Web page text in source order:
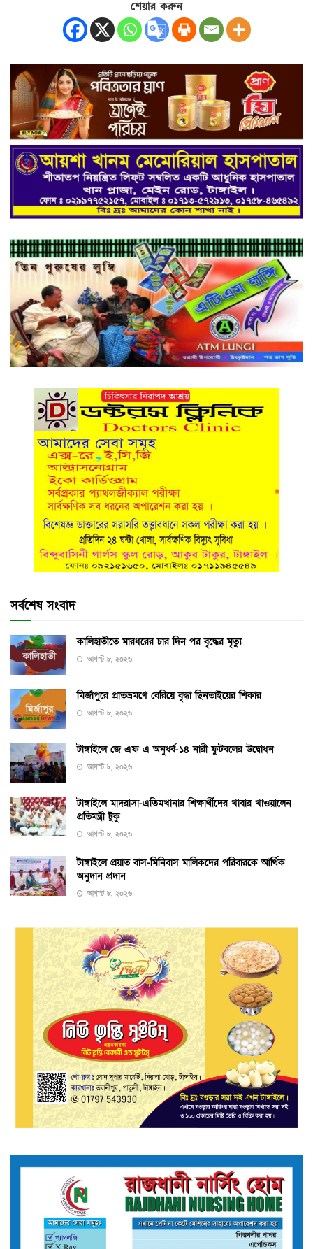
শেয়ার করুন
সর্বশেষ সংবাদ
কালিহাতীতে মারধরের চার দিন পর বৃদ্ধের মৃত্যু
আগস্ট ৮, ২০২৬
মির্জাপুরে প্রাতভ্রমণে বেরিয়ে বৃদ্ধা ছিনতাইয়ের শিকার
আগস্ট ৮, ২০২৬
টাঙ্গাইলে জে এফ এ অনুর্ধ্ব-১৪ নারী ফুটবলের উদ্বোধন
আগস্ট ৮, ২০২৬
টাঙ্গাইলে মাদরাসা-এতিমখানার শিক্ষার্থীদের খাবার খাওয়ালেন
প্রতিমন্ত্রী টুকু
আগস্ট ৮, ২০২৬
টাঙ্গাইলে প্রয়াত বাস-মিনিবাস মালিকদের পরিবারকে আর্থিক
অনুদান প্রদান
আগস্ট ৮, ২০২৬